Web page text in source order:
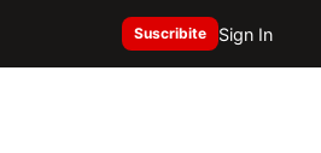
Suscribite Sign In